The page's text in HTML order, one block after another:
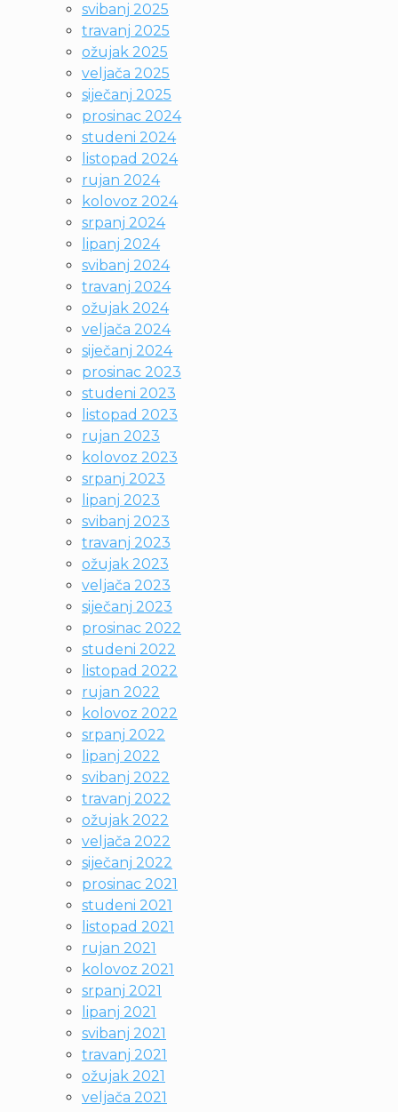
svibanj 2025
travanj 2025
ožujak 2025
veljača 2025
siječanj 2025
prosinac 2024
studeni 2024
listopad 2024
rujan 2024
kolovoz 2024
srpanj 2024
lipanj 2024
svibanj 2024
travanj 2024
ožujak 2024
veljača 2024
siječanj 2024
prosinac 2023
studeni 2023
listopad 2023
rujan 2023
kolovoz 2023
srpanj 2023
lipanj 2023
svibanj 2023
travanj 2023
ožujak 2023
veljača 2023
siječanj 2023
prosinac 2022
studeni 2022
listopad 2022
rujan 2022
kolovoz 2022
srpanj 2022
lipanj 2022
svibanj 2022
travanj 2022
ožujak 2022
veljača 2022
siječanj 2022
prosinac 2021
studeni 2021
listopad 2021
rujan 2021
kolovoz 2021
srpanj 2021
lipanj 2021
svibanj 2021
travanj 2021
ožujak 2021
veljača 2021